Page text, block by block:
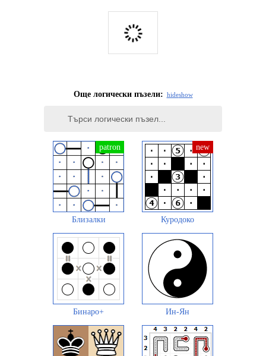
Още логически пъзели: hideshow
Близалки Куродоко
Бинаро+ Ин-Ян